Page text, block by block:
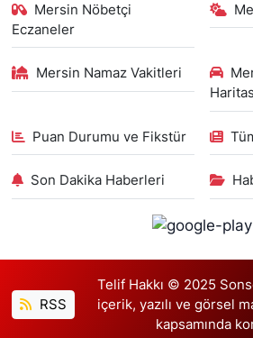
Mersin Nöbetçi
Eczaneler
Mersin Namaz Vakitleri
Puan Durumu ve Fikstür
Son Dakika Haberleri
RSS
Telif Hakkı © 2025
içerik, yazılı ve görsel
kapsamında